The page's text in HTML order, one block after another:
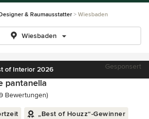
& Raumausstatter Wiesbaden
Wiesbaden
of Interior 2026 Gesponsert
pantanella
5 von 5 Sternen
Bewertungen)
„Best of Houzz“-Gewinner